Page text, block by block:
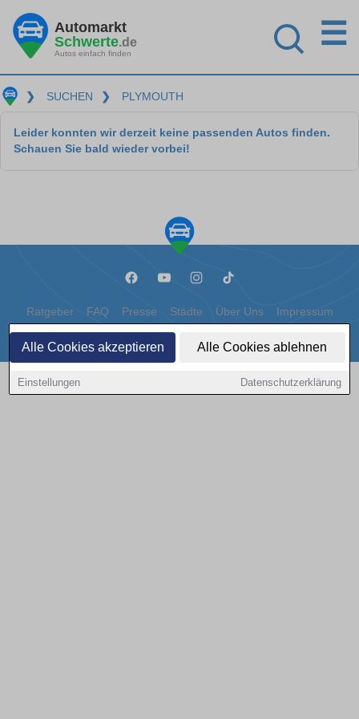
Alle Cookies akzeptieren Alle Cookies ablehnen
Einstellungen Datenschutzerklärung
Automarkt
Schwerte.de
Autos einfach finden
☰
❯ SUCHEN ❯ PLYMOUTH
Leider konnten wir derzeit keine passenden Autos finden.
Schauen Sie bald wieder vorbei!
Ratgeber FAQ Presse Städte Über Uns Impressum
Datenschutz Cookies
Copyright © 2000 - 2026 | 1A Infosysteme GmbH | Content by: 1a-sites-autos